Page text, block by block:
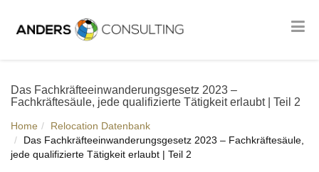
Das Fachkräfteeinwanderungsgesetz 2023 –
Fachkräftesäule, jede qualifizierte Tätigkeit erlaubt | Teil 2
Home
Relocation Datenbank
Das Fachkräfteeinwanderungsgesetz 2023 – Fachkräftesäule,
jede qualifizierte Tätigkeit erlaubt | Teil 2